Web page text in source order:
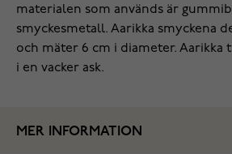
materialen som används är
smyckesmetall. Aarikka smyckena
och mäter 6 cm i diameter. Aarikka
i en vacker ask.
MER INFORMATION